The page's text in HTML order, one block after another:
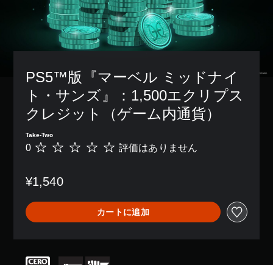
PS5™版『マーベル ミッドナイ
ト・サンズ』：1,500エクリプス
クレジット（ゲーム内通貨）
Take-Two
評
あ
ま
せ
ん
0 評価はありません
¥1,540
カートに追加